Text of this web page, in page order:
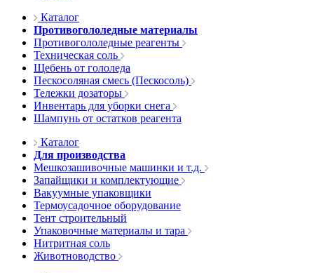
Каталог
Противогололедные материалы
Противогололедные реагенты
Техническая соль
Щебень от гололеда
Пескосоляная смесь (Пескосоль)
Тележки дозаторы
Инвентарь для уборки снега
Шампунь от остатков реагента
Каталог
Для производства
Мешкозашивочные машинки и т.д.
Запайщики и комплектующие
Вакуумные упаковщики
Термоусадочное оборудование
Тент строительный
Упаковочные материалы и тара
Нитритная соль
Животноводство